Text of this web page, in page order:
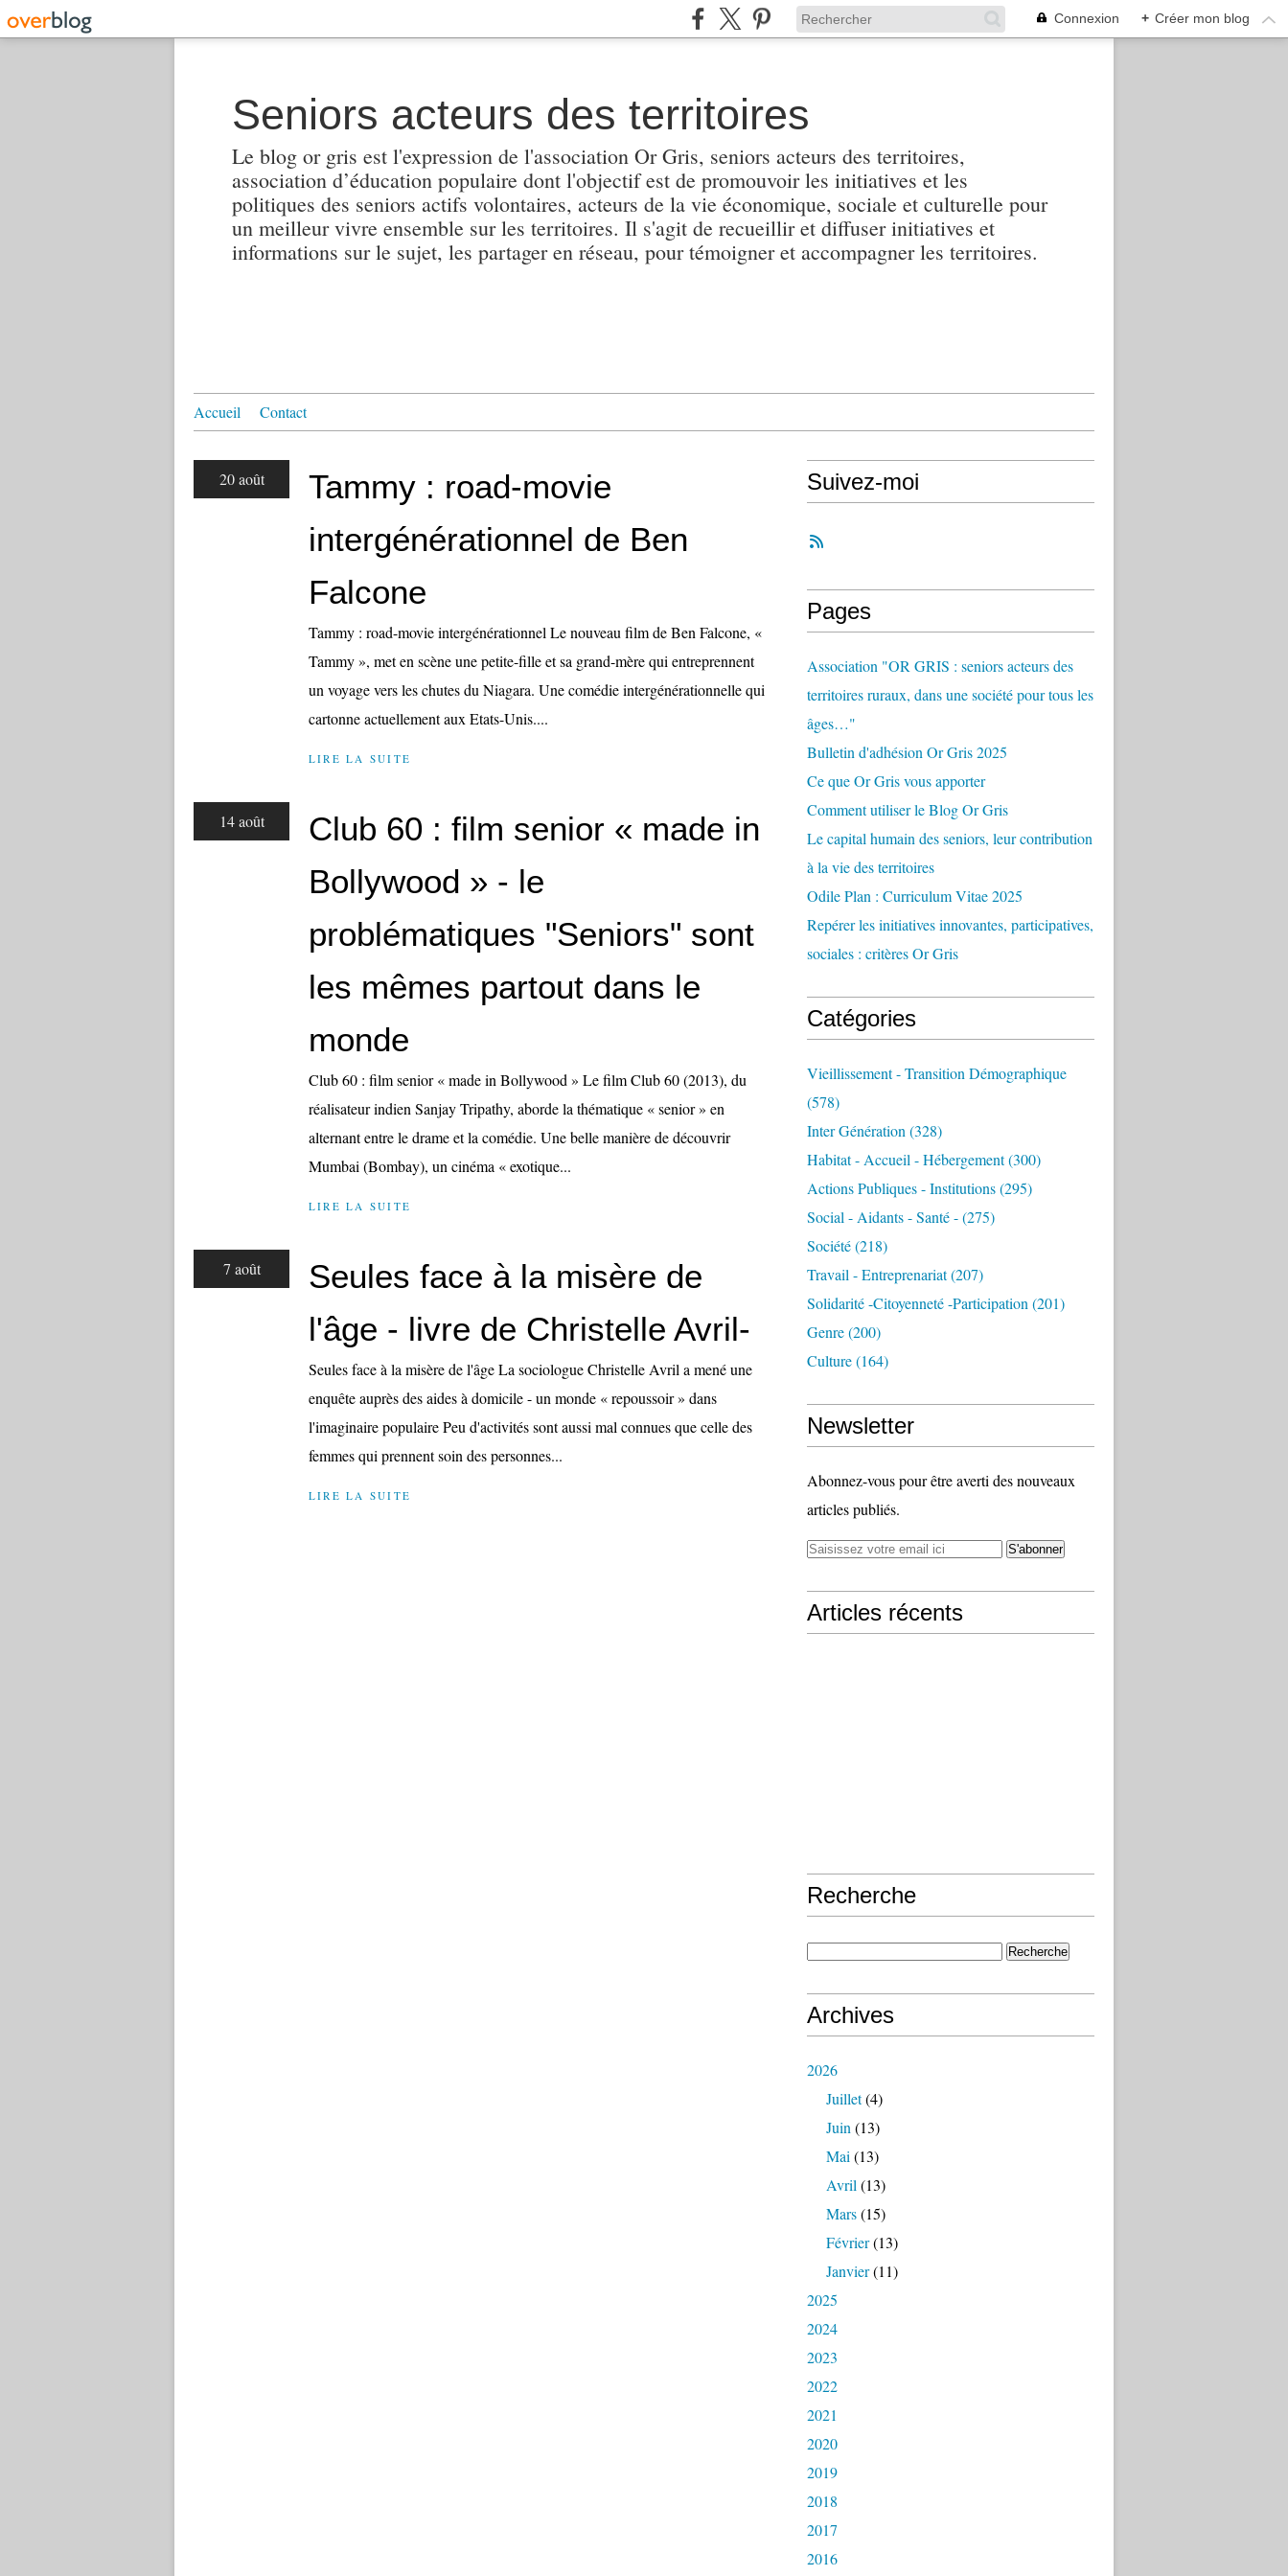
Connexion + Créer mon blog
Seniors acteurs des territoires
Le blog or gris est l'expression de l'association Or Gris, seniors acteurs des territoires,
association d’éducation populaire dont l'objectif est de promouvoir les initiatives et les
politiques des seniors actifs volontaires, acteurs de la vie économique, sociale et culturelle pour
un meilleur vivre ensemble sur les territoires. Il s'agit de recueillir et diffuser initiatives et
informations sur le sujet, les partager en réseau, pour témoigner et accompagner les territoires.
Accueil Contact
20 août
Tammy : road-movie
intergénérationnel de Ben
Falcone
Tammy : road-movie intergénérationnel Le nouveau film de Ben Falcone, «
Tammy », met en scène une petite-fille et sa grand-mère qui entreprennent
un voyage vers les chutes du Niagara. Une comédie intergénérationnelle qui
cartonne actuellement aux Etats-Unis....
LIRE LA SUITE
14 août
Club 60 : film senior « made in
Bollywood » - le
problématiques "Seniors" sont
les mêmes partout dans le
monde
Club 60 : film senior « made in Bollywood » Le film Club 60 (2013), du
réalisateur indien Sanjay Tripathy, aborde la thématique « senior » en
alternant entre le drame et la comédie. Une belle manière de découvrir
Mumbai (Bombay), un cinéma « exotique...
LIRE LA SUITE
7 août
Seules face à la misère de
l'âge - livre de Christelle Avril-
Seules face à la misère de l'âge La sociologue Christelle Avril a mené une
enquête auprès des aides à domicile - un monde « repoussoir » dans
l'imaginaire populaire Peu d'activités sont aussi mal connues que celle des
femmes qui prennent soin des personnes...
LIRE LA SUITE
Suivez-moi
Pages
Association "OR GRIS : seniors acteurs des
territoires ruraux, dans une société pour tous les
âges…"
Bulletin d'adhésion Or Gris 2025
Ce que Or Gris vous apporter
Comment utiliser le Blog Or Gris
Le capital humain des seniors, leur contribution
à la vie des territoires
Odile Plan : Curriculum Vitae 2025
Repérer les initiatives innovantes, participatives,
sociales : critères Or Gris
Catégories
Vieillissement - Transition Démographique
(578)
Inter Génération (328)
Habitat - Accueil - Hébergement(300)
Actions Publiques - Institutions(295)
Social - Aidants - Santé -(275)
Société(218)
Travail - Entreprenariat(207)
Solidarité -citoyenneté -participation (201)
Genre(200)
Culture(164)
Newsletter
Abonnez-vous pour être averti des nouveaux
articles publiés.
Articles récents
Recherche
Archives
2026
Juillet(4)
Juin (13)
Mai (13)
Avril (13)
Mars(15)
Février(13)
Janvier(11)
2025
2024
2023
2022
2021
2020
2019
2018
2017
2016